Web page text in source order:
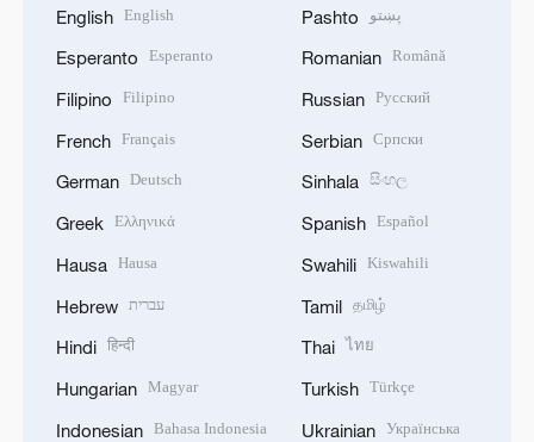
English English
Esperanto Esperanto
Filipino Filipino
French Français
German Deutsch
Greek Ελληνικά
Hausa Hausa
Hebrew עברית
Hindi हिन्दी
Hungarian Magyar
Indonesian Bahasa Indonesia
Pashto پښتو
Romanian Română
Russian Русский
Serbian Српски
Sinhala සිංහල
Spanish Español
Swahili Kiswahili
Tamil தமிழ்
Thai ไทย
Turkish Türkçe
Ukrainian Українська